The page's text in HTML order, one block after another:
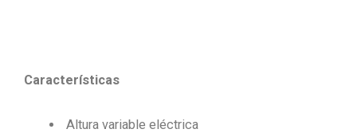
Características
Altura variable eléctrica